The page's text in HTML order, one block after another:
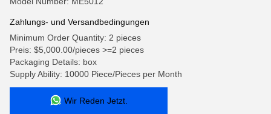
Zahlungs- und Versandbedingungen
Minimum Order Quantity: 2 pieces
Preis: $5,000.00/pieces >=2 pieces
Packaging Details: box
Supply Ability: 10000 Piece/Pieces per Month
Wir Reden Jetzt.